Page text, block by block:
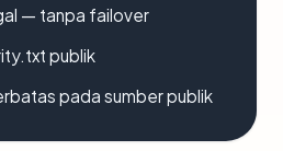
— tanpa failover
publik
pada sumber publik